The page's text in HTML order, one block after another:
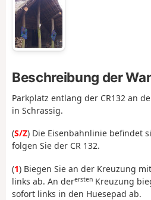
Beschreibung der
Parkplatz entlang der CR132 an
in Schrassig.
(S/Z) Die Eisenbahnlinie befindet
folgen Sie der CR 132.
(1) Biegen Sie an der Kreuzung
links ab. An derersten Kreuzung
sofort links in den Huesepad ab.